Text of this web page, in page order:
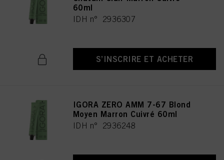
60ml
IDH n° 2936307
S’INSCRIRE ET ACHETER
IGORA ZERO AMM 7-67 Blond
Moyen Marron Cuivré 60ml
IDH n° 2936248